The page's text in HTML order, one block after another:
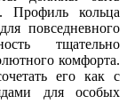
Профиль кольца
повседневного
тщательно
комфорта.
его как с
для особых